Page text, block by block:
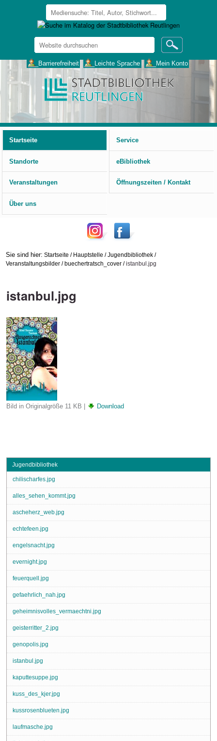
Website
durchsuchen
___Barrierefreiheit ___Leichte Sprache ___Mein Konto
Startseite
Service
Standorte eBibliothek
Veranstaltungen Öffnungszeiten / Kontakt
Über uns
Sie sind hier: Startseite / Hauptstelle /Jugendbibliothek /
Veranstaltungsbilder /buechertratsch_cover /istanbul.jpg
istanbul.jpg
Bild in Originalgröße 11 KB | Download
Jugendbibliothek
chilischarfes.jpg
alles_sehen_kommt.jpg
ascheherz_web.jpg
echtefeen.jpg
engelsnacht.jpg
evernight.jpg
feuerquell.jpg
gefaehrlich_nah.jpg
geheimnisvolles_vermaechtni.jpg
geisterritter_2.jpg
genopolis.jpg
istanbul.jpg
kaputtesuppe.jpg
kuss_des_kjer.jpg
kussrosenblueten.jpg
laufmasche.jpg